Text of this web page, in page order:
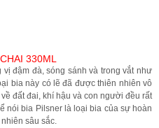
330ML
vị đậm đà, sóng sánh và trong vắt như
bia này có lẽ đã được thiên nhiên vô
đất đai, khí hậu và con người đều rất
nói bia Pilsner là loại bia của sự hoàn
sâu sắc.